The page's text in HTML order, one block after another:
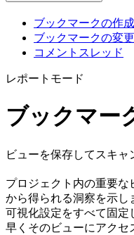
ブックマークの作成
ブックマークの変更
コメントスレッド
レポートモード
ブックマー
ビューを保存してスキ
プロジェクト内の重要な
から得られる洞察を示し
可視化設定をすべて固定
早くそのビューにアクセ